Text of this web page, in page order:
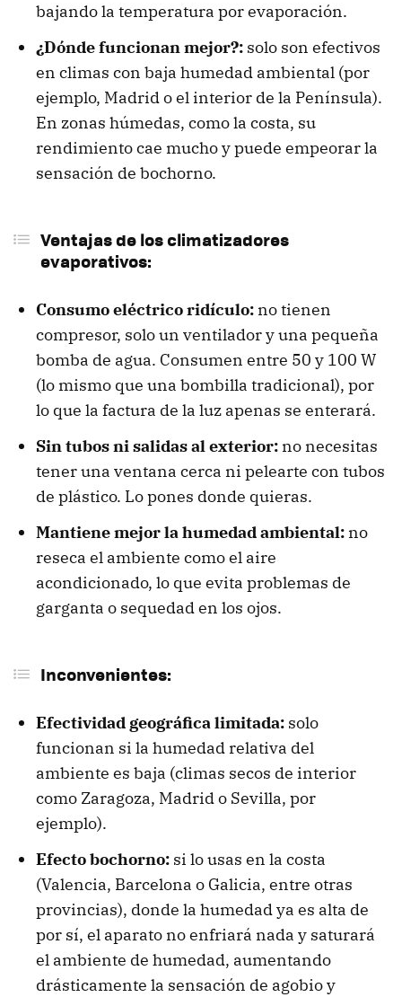
bajando la temperatura por evaporación.
¿Dónde funcionan mejor?: solo son efectivos
en climas con baja humedad ambiental (por
ejemplo, Madrid o el interior de la Península).
En zonas húmedas, como la costa, su
rendimiento cae mucho y puede empeorar la
sensación de bochorno.
Ventajas de los climatizadores
evaporativos:
Consumo eléctrico ridículo: no tienen
compresor, solo un ventilador y una pequeña
bomba de agua. Consumen entre 50 y 100 W
(lo mismo que una bombilla tradicional), por
lo que la factura de la luz apenas se enterará.
Sin tubos ni salidas al exterior: no necesitas
tener una ventana cerca ni pelearte con tubos
de plástico. Lo pones donde quieras.
Mantiene mejor la humedad ambiental: no
reseca el ambiente como el aire
acondicionado, lo que evita problemas de
garganta o sequedad en los ojos.
Inconvenientes:
Efectividad geográfica limitada: solo
funcionan si la humedad relativa del
ambiente es baja (climas secos de interior
como Zaragoza, Madrid o Sevilla, por
ejemplo).
Efecto bochorno: si lo usas en la costa
(Valencia, Barcelona o Galicia, entre otras
provincias), donde la humedad ya es alta de
por sí, el aparato no enfriará nada y saturará
el ambiente de humedad, aumentando
drásticamente la sensación de agobio y